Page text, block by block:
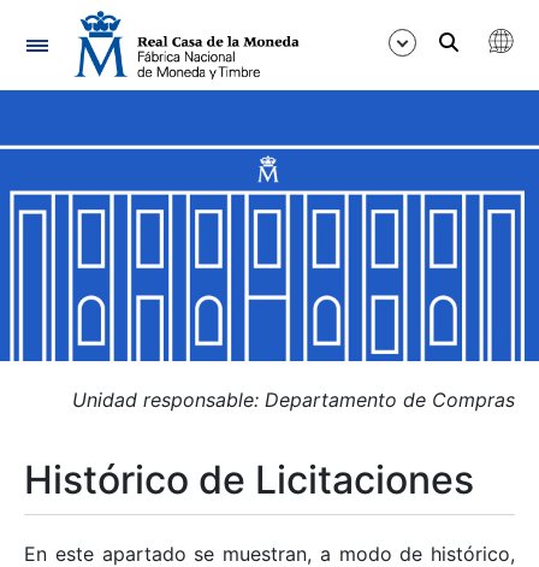
Navegación
Mostrar/Ocultar
Mostrar/Ocultar
Mostrar/Ocultar
Mostrar/Ocultar
Unidad responsable: Departamento de Compras
Histórico de Licitaciones
En este apartado se muestran, a modo de histórico,